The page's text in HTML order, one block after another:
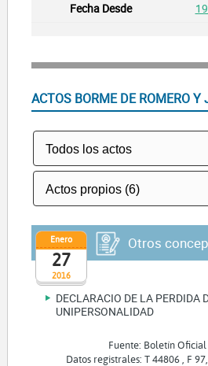
ACTOS BORME DE ROMERO Y
2016
Enero
27
Otros
DECLARACIO DE LA PERDIDA
UNIPERSONALIDAD
Fuente: Boletín
Datos registrales: T 44806 , F